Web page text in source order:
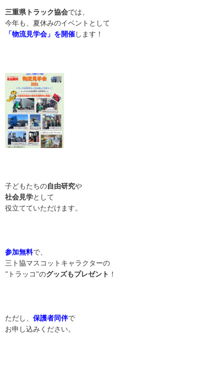
三重県トラック協会では、
今年も、夏休みのイベントとして
「物流見学会」を開催 します！
子どもたちの自由研究や
社会見学として
役立てていただけます。
参加無料で、
三ト協マスコットキャラクターの
”トラッコ”のグッズもプレゼント ！
ただし、 保護者同伴で
お申し込みください。